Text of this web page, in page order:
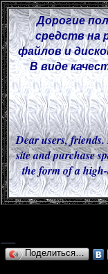
Дорогие
средств на
файлов и
В виде
Dear users,
site and purchase
the form of a
Поделиться…